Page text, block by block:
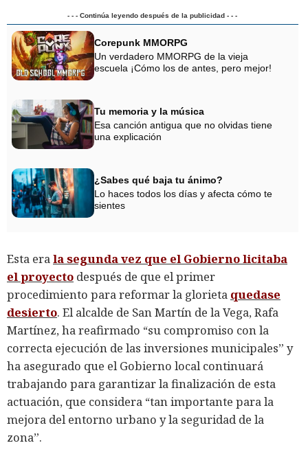
- - - Continúa leyendo después de la publicidad - - -
Corepunk MMORPG
Un verdadero MMORPG de la vieja
escuela ¡Cómo los de antes, pero mejor!
Tu memoria y la música
Esa canción antigua que no olvidas tiene
una explicación
¿Sabes qué baja tu ánimo?
Lo haces todos los días y afecta cómo te
sientes
Esta erala segunda vez que el Gobierno licitaba
el proyecto después de que el primer
procedimiento para reformar la glorieta quedase
desierto. El alcalde de San Martín de la Vega, Rafa
Martínez, ha reafirmado “su compromiso con la
correcta ejecución de las inversiones municipales” y
ha asegurado que el Gobierno local continuará
trabajando para garantizar la finalización de esta
actuación, que considera “tan importante para la
mejora del entorno urbano y la seguridad de la
zona”.